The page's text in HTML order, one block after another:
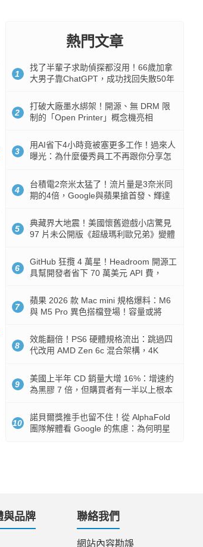
熱門文章
1
找了半輩子求助偵探都沒用！66歲加拿
大男子靠ChatGPT，成功找回失散50年
2
打破大廠墨水綁架！開源、無 DRM 限
制的「Open Printer」概念機亮相
3
用AI省下4小時竟被塞更多工作！過來人
曝光：為什麼優秀員工不再跟你分享怎
4
台積電2奈米太猛了！流片量是3奈米同
期的4倍，Google與蘋果搶首發、輝達
5
典藏界大地震！美國懷舊遊戲小店驚見
97 片未公開版《超級瑪利歐兄弟》變體
6
GitHub 狂攬 4 萬星！Headroom 開源工
具幫開發者省下 70 萬美元 API 費，
7
蘋果 2026 款 Mac mini 規格爆料：M6
與 M5 Pro 異色搭檔登場！容量或將
8
效能翻倍！PS6 硬體規格流出：跳過四
代改用 AMD Zen 6c 混合架構，4K
9
美國上半年 CD 銷量大增 16%：增速約
為黑膠 7 倍，但購買者有一半以上根本
10
諾貝爾獎推手也留不住！從 AlphaFold
團隊解體看 Google 的焦慮：為何明星
與品牌 聯絡我們
網站內容勘誤